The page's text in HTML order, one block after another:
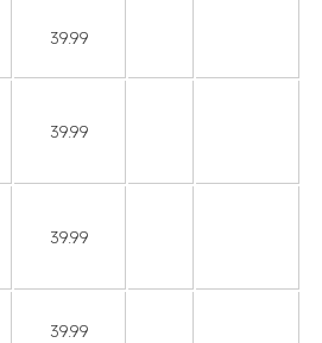
39.99
39.99
39.99
39.99